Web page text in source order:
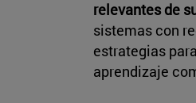
relevantes de
sistemas con
estrategias
aprendizaje